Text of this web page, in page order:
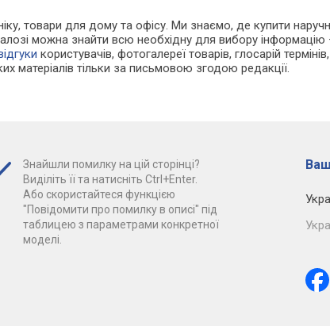
товари для дому та офісу. Ми знаємо, де купити
можна знайти всю необхідну для вибору
користувачів, фотогалереї товарів, глосарій
матеріалів тільки за письмовою згодою редакції.
Знайшли помилку на цій сторінці?
Виділіть її та натисніть Ctrl+Enter.
Або скористайтеся функцією
"Повідомити про помилку в описі" під
таблицею з параметрами конкретної
моделі.